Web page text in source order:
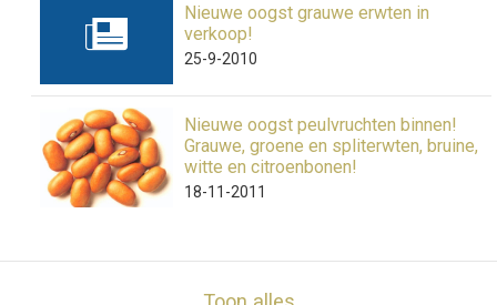
Nieuwe oogst grauwe erwten in
verkoop!
25-9-2010
Nieuwe oogst peulvruchten binnen!
Grauwe, groene en spliterwten, bruine,
witte en citroenbonen!
18-11-2011